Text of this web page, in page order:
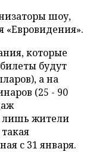
шоу,
«Евровидения».
которые
будут
а на
(25 - 90
лишь жители
с 31 января.